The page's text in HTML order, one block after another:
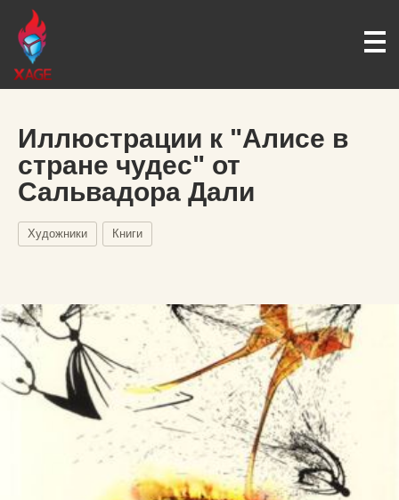
Иллюстрации к "Алисе в
стране чудес" от
Сальвадора Дали
Художники Книги